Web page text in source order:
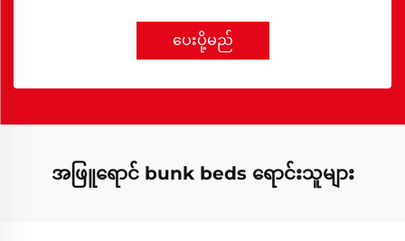
ပေးပို့မည်
အဖြူရောင် bunk beds ရောင်းသူများ